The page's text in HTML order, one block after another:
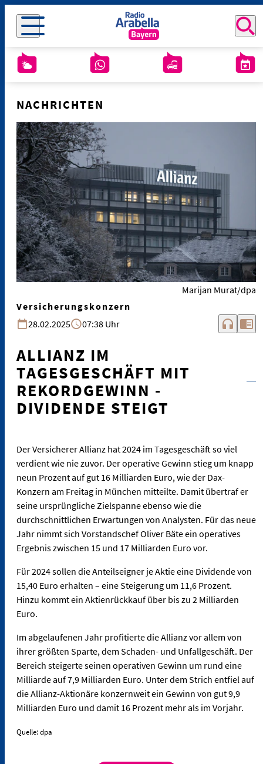
NACHRICHTEN
Marijan Murat/dpa
Versicherungskonzern
28.02.2025
07:38 Uhr headphones chrome_reader_mode
ALLIANZ IM
TAGESGESCHÄFT MIT
REKORDGEWINN -
DIVIDENDE STEIGT
Der Versicherer Allianz hat 2024 im Tagesgeschäft so viel
verdient wie nie zuvor. Der operative Gewinn stieg um knapp
neun Prozent auf gut 16 Milliarden Euro, wie der Dax-
Konzern am Freitag in München mitteilte. Damit übertraf er
seine ursprüngliche Zielspanne ebenso wie die
durchschnittlichen Erwartungen von Analysten. Für das neue
Jahr nimmt sich Vorstandschef Oliver Bäte ein operatives
Ergebnis zwischen 15 und 17 Milliarden Euro vor.
Für 2024 sollen die Anteilseigner je Aktie eine Dividende von
15,40 Euro erhalten – eine Steigerung um 11,6 Prozent.
Hinzu kommt ein Aktienrückkauf über bis zu 2 Milliarden
Euro.
Im abgelaufenen Jahr profitierte die Allianz vor allem von
ihrer größten Sparte, dem Schaden- und Unfallgeschäft. Der
Bereich steigerte seinen operativen Gewinn um rund eine
Milliarde auf 7,9 Milliarden Euro. Unter dem Strich entfiel auf
die Allianz-Aktionäre konzernweit ein Gewinn von gut 9,9
Milliarden Euro und damit 16 Prozent mehr als im Vorjahr.
Quelle: dpa